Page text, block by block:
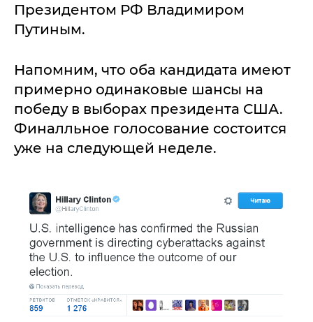
Президентом РФ Владимиром
Путиным.
Напомним, что оба кандидата имеют
примерно одинаковые шансы на
победу в выборах президента США.
Финалльное голосование состоится
уже на следующей неделе.